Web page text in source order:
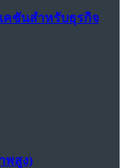
เคชันสำหรับธุรกิจ
พสูง)